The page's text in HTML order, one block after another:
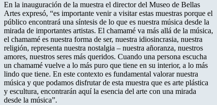
En la inauguración de la muestra el director del Museo de Bellas
Artes expresó, “es importante venir a visitar estas muestras porque el
público encontrará una síntesis de lo que es nuestra música desde la
mirada de importantes artistas. El chamamé va más allá de la música,
el chamamé es nuestra forma de ser, nuestra idiosincrasia, nuestra
religión, representa nuestra nostalgia – nuestra añoranza, nuestros
amores, nuestros seres más queridos. Cuando una persona escucha
un chamamé vuelve a lo más puro que tiene en su interior, a lo más
lindo que tiene. En este contexto es fundamental valorar nuestra
música y que podamos disfrutar de esta muestra que es arte plástica
y escultura, encontrarán aquí la esencia del arte con una mirada
desde la música”.